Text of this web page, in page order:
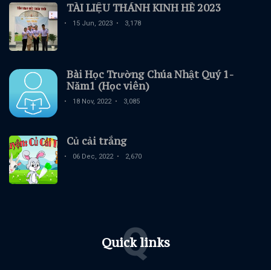
TÀI LIỆU THÁNH KINH HÈ 2023
15 Jun, 2023 3,178
Bài Học Trường Chúa Nhật Quý 1-
Năm1 (Học viên)
18 Nov, 2022 3,085
Củ cải trắng
06 Dec, 2022 2,670
Quick links
Q